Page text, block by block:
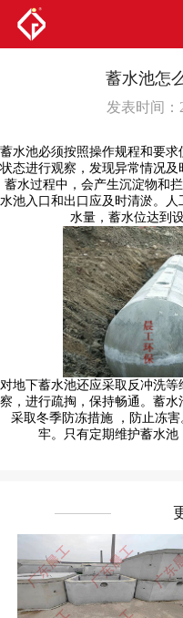
蓄水池怎
发表时间：
蓄水池必须按照操作规程和要
状态进行观察，发现异常情况
蓄水过程中，会产生沉淀物和
水池入口和出口应及时清淤。
水量，蓄水位达到
对地下蓄水池还应采取反冲洗
察，进行疏掏，保持畅通。蓄
采取冬季防冻措施 ，防止冻
牢。只有定期维护蓄水池